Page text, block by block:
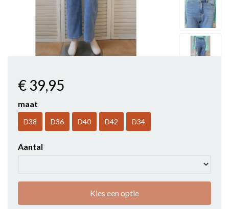
€ 39,95
maat
D38 D36 D40 D42 D34
Aantal
Kies een optie